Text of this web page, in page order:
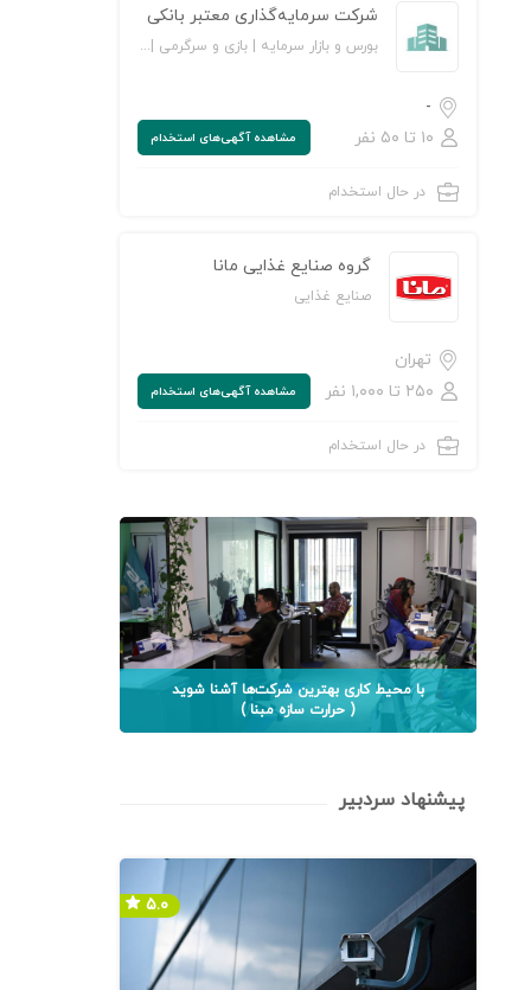
شرکت سرمایه‌گذاری معتبر بانکی
بورس و بازار سرمایه | بازی و سرگرمی | حسابداری و حسابرسی
-
۱۰ تا ۵۰ نفر
مشاهده‌ آگهی‌های استخدام
در حال استخدام
گروه صنایع غذایی مانا
صنایع غذایی
تهران
۲۵۰ تا ۱,۰۰۰ نفر
مشاهده‌ آگهی‌های استخدام
در حال استخدام
با محیط کاری بهترین شرکت‌ها آشنا شوید
( حرارت سازه مبنا )
پیشنهاد سردبیر
۵.۰